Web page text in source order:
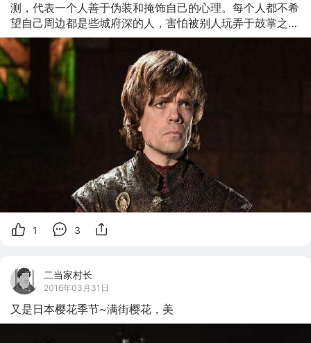
测，代表一个人善于伪装和掩饰自己的心理。每个人都不希
望自己周边都是些城府深的人，害怕被别人玩弄于鼓掌之
中。
一个真正城府很深的人都有什么特点呢？
（1）不是善于隐藏情绪，而是善于控制情绪
真正的城府，不是隐藏情绪的面瘫脸，也不是看着很厉害的
高深莫测脸。事实上，这些人很容易暴露，因为隐藏表情容
易让周围的人产生警觉。
傻子都知道，一个总是隐藏自己内心的人不能深交。
真正城府沉的人，是善于控制情绪，知道在什么样的场合使
用什么样的表情和情绪的人，甚至他们会为了取得别人的信
任，而故意暴露自己的心理弱点。
你感觉他很正常，对他很了解。但实际上呢，你了解
1 3
二当家村长
2016年03月31日
又是日本樱花季节~满街樱花，美